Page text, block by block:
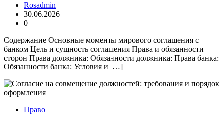
Rosadmin
30.06.2026
0
Содержание Основные моменты мирового соглашения с
банком Цель и сущность соглашения Права и обязанности
сторон Права должника: Обязанности должника: Права банка:
Обязанности банка: Условия и […]
Право